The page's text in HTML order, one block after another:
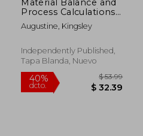
dcto. $
Process Calculations:
A Book for Chemical
Engineers and
Augustine, Kingsley
Independently Published,
Tapa Blanda, Nuevo